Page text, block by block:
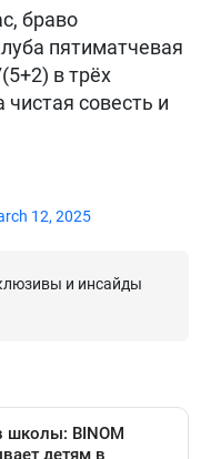
браво
пятиматчевая
в трёх
чистая совесть и
12, 2025
и инсайды